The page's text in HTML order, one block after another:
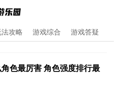
攻略 游戏综合 游戏答疑
角色排行榜1.3 专题 更新于 2021-
色最厉害 角色强度排行最